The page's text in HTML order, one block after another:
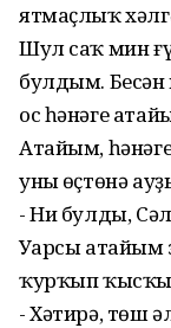
ятмаҫлыҡ
Шул саҡ мин
булдым. Бесән
ос һәнәге
Атайым,
уның өҫтөнә
- Ни булды,
Уңарсы атайым
ҡурҡып
- Хәтирә, төш